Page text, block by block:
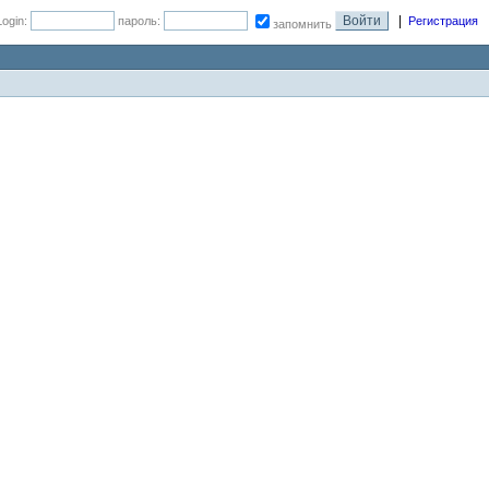
пароль: запомнить Регистрация